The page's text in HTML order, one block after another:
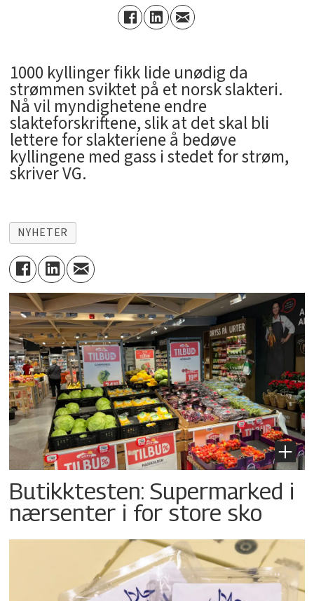
1000 kyllinger fikk lide unødig da
strømmen sviktet på et norsk slakteri.
Nå vil myndighetene endre
slakteforskriftene, slik at det skal bli
lettere for slakteriene å bedøve
kyllingene med gass i stedet for strøm,
skriver VG.
NYHETER
Butikktesten: Supermarked i
nærsenter i for store sko